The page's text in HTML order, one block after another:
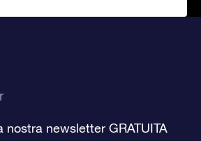
nostra newsletter GRATUITA